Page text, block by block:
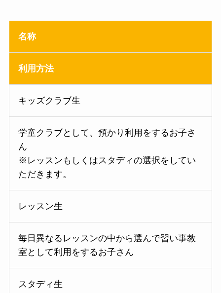
名称
利用方法
キッズクラブ生
学童クラブとして、預かり利用をするお子さ
ん
※レッスンもしくはスタディの選択をしてい
ただきます。
レッスン生
毎日異なるレッスンの中から選んで習い事教
室として利用をするお子さん
スタディ生